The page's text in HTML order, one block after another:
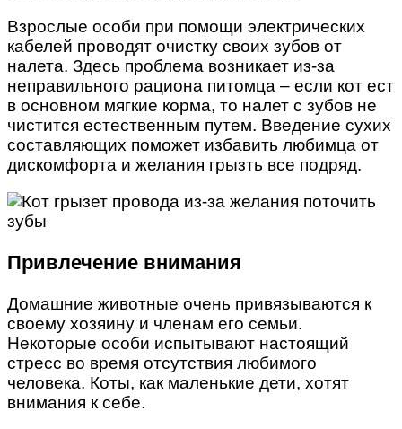
Взрослые особи при помощи электрических
кабелей проводят очистку своих зубов от
налета. Здесь проблема возникает из-за
неправильного рациона питомца – если кот ест
в основном мягкие корма, то налет с зубов не
чистится естественным путем. Введение сухих
составляющих поможет избавить любимца от
дискомфорта и желания грызть все подряд.
Привлечение внимания
Домашние животные очень привязываются к
своему хозяину и членам его семьи.
Некоторые особи испытывают настоящий
стресс во время отсутствия любимого
человека. Коты, как маленькие дети, хотят
внимания к себе.